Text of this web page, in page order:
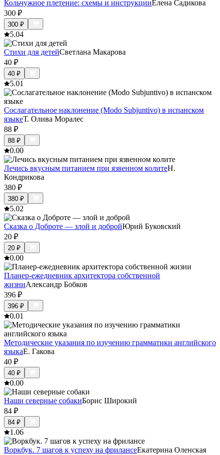
Кольчужное плетение: схемы и инструкцииЕлена Садикова
300 ₽
300 ₽
5.04
Стихи для детейСветлана Макарова
40 ₽
40 ₽
5.01
Сослагательное наклонение (Modo Subjuntivo) в испанском
языкеТ. Олива Моралес
88 ₽
88 ₽
0.00
Лечись вкусным питанием при язвенном колитеН.
Кондрикова
380 ₽
380 ₽
5.02
Сказка о Доброте — злой и добройЮрий Буковский
20 ₽
20 ₽
0.00
Планер-ежедневник архитектора собственной
жизниАлександр Бобков
396 ₽
396 ₽
0.01
Методические указания по изучению грамматики английского
языкаЕ. Гакова
40 ₽
40 ₽
0.00
Наши северные собакиБорис Широкий
84 ₽
84 ₽
1.06
Воркбук. 7 шагов к успеху на фрилансеЕкатерина Оленская